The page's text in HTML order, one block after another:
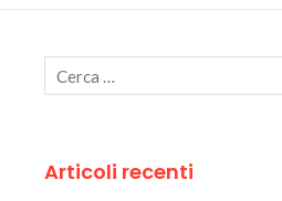
Articoli recenti